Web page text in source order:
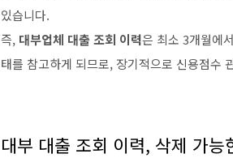
있습니다.
즉, 대부업체 대출 조회 이력은 최소 3개월에
태를 참고하게 되므로, 장기적으로 신용점수
대부 대출 조회 이력, 삭제 가능